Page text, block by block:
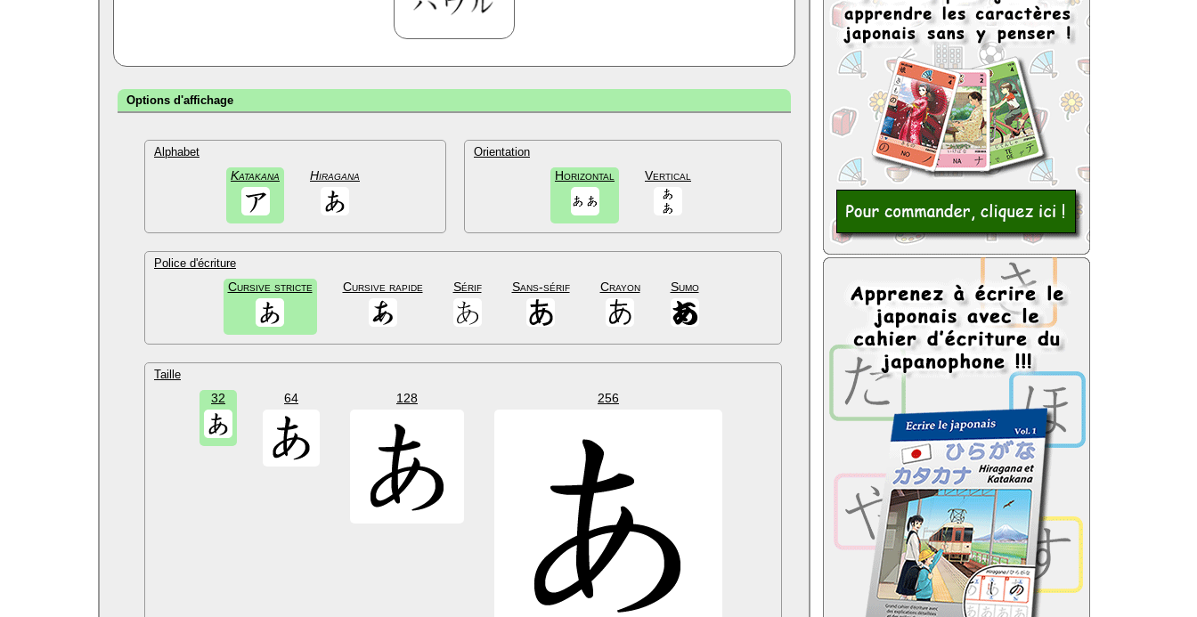
Options d'affichage
Alphabet
Katakana Hiragana
Orientation
Horizontal Vertical
Police d'écriture
Cursive stricte Cursive rapide Sérif Sans-sérif Crayon Sumo
Taille
32 64 128 256